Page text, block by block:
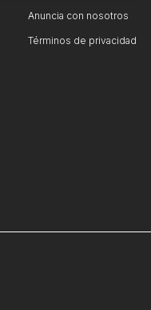
Anuncia con nosotros
Términos de privacidad